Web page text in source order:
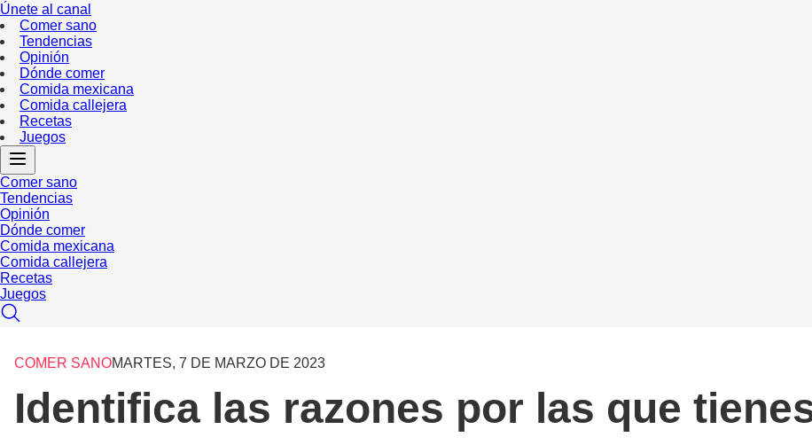
Únete al canal
Comer sano
Tendencias
Opinión
Dónde comer
Comida mexicana
Comida callejera
Recetas
Juegos
Comer sano
Tendencias
Opinión
Dónde comer
Comida mexicana
Comida callejera
Recetas
Juegos
COMER SANOMARTES, 7 DE MARZO DE 2023
Identifica las razones por las que